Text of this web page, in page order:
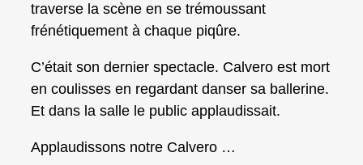
traverse la scène en se trémoussant
frénétiquement à chaque piqûre.
C’était son dernier spectacle. Calvero est mort
en coulisses en regardant danser sa ballerine.
Et dans la salle le public applaudissait.
Applaudissons notre Calvero …